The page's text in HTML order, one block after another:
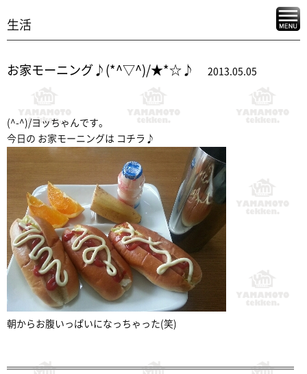
生活
お家モーニング♪(*^▽^)/★*☆♪ 2013.05.05
(^-^)/ヨッちゃんです。
今日の お家モーニングは コチラ♪
朝からお腹いっぱいになっちゃった(笑)